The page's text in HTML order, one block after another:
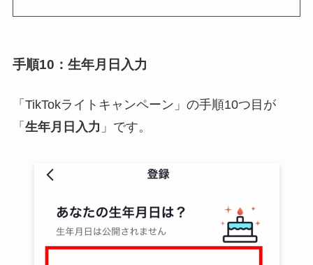
手順10：生年月日入力
「TikTokライトキャンペーン」の手順10つ目が
「 生年月日入力 」です。